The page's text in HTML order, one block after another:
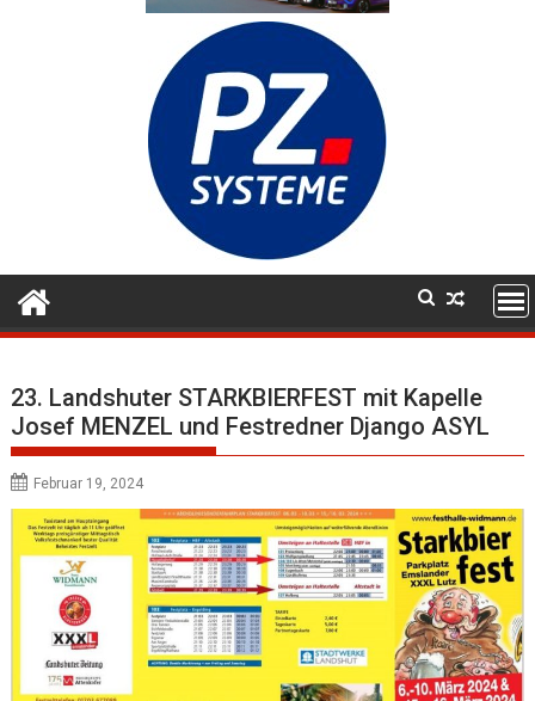
23. Landshuter STARKBIERFEST mit Kapelle
Josef MENZEL und Festredner Django ASYL
Februar 19, 2024